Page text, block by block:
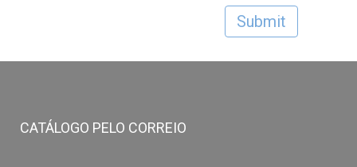
CATÁLOGO PELO CORREIO